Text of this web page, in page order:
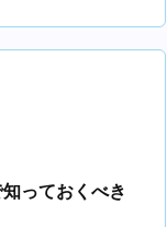
っておくべき